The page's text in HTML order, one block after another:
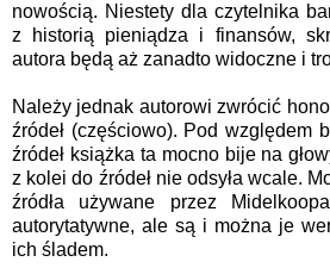
nowością. Niestety dla czytelnika
z historią pieniądza i finansów,
autora będą aż zanadto widoczne i
Należy jednak autorowi zwrócić
źródeł (częściowo). Pod względem
źródeł książka ta mocno bije na
z kolei do źródeł nie odsyła wcale.
źródła używane przez
autorytatywne, ale są i można je
ich śladem.